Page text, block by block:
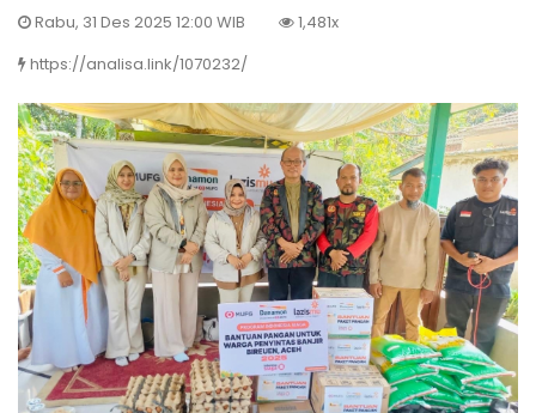
Rabu, 31 Des 2025 12:00 WIB
1,481x
https://analisa.link/1070232/